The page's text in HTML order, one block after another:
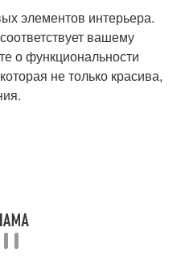
элементов интерьера.
вашему
о функциональности
не только красива,